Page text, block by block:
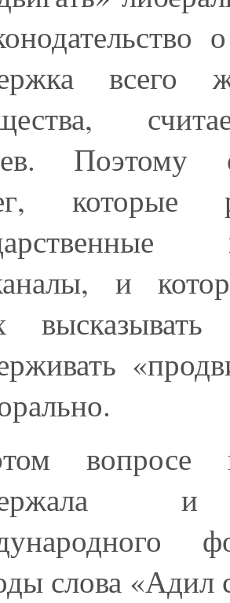
всего
Поэтому
которые
и
вопросе
и
слова «Адил